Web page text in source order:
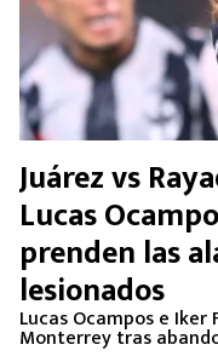
Juárez vs
Lucas
prenden las
lesionados
Lucas Ocampos e
Monterrey tras